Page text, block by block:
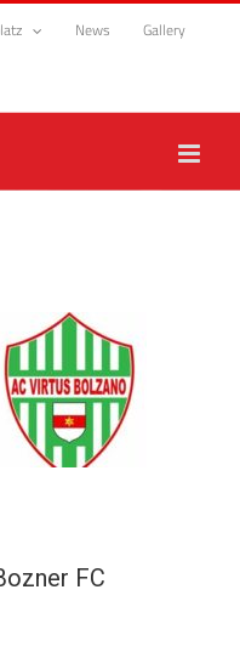
News Gallery
FC